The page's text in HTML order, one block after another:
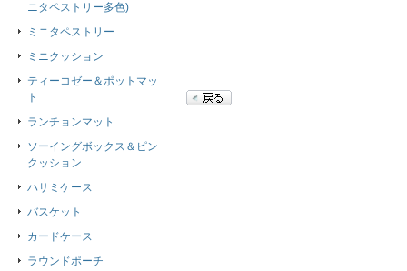
ニタペストリー多色)
ミニタペストリー
ミニクッション
ティーコゼー＆ポットマッ
ト
ランチョンマット
ソーイングボックス＆ピン
クッション
ハサミケース
バスケット
カードケース
ラウンドポーチ